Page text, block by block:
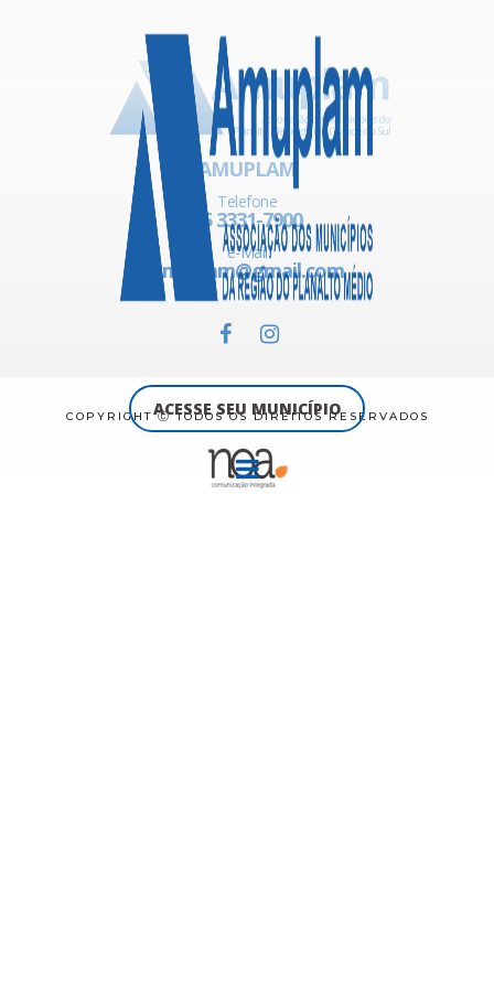
ACESSE SEU MUNICÍPIO
AMUPLAM
Telefone
55 3331-7900
e-Mail
amuplam@gmail.com
COPYRIGHT Ⓒ TODOS OS DIREITOS RESERVADOS